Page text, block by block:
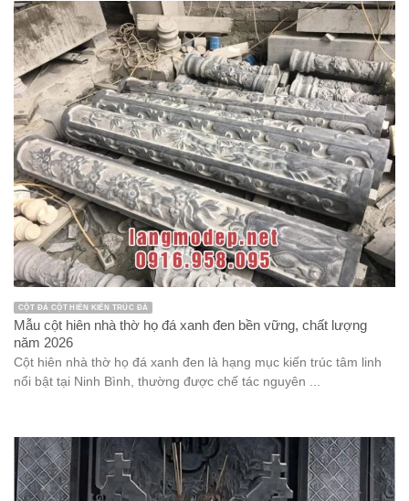
CỘT ĐÁ CỘT HIÊN KIẾN TRÚC ĐÁ
Mẫu cột hiên nhà thờ họ đá xanh đen bền vững, chất lượng
năm 2026
Cột hiên nhà thờ họ đá xanh đen là hạng mục kiến trúc tâm linh
nổi bật tại Ninh Bình, thường được chế tác nguyên ...